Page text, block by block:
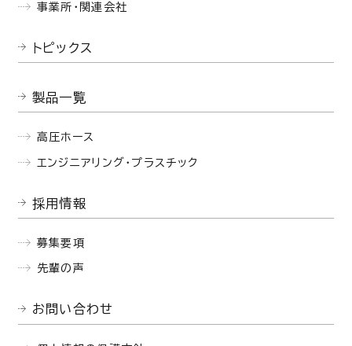
事業所・関連会社
トピックス
製品一覧
高圧ホース
エンジニアリング・プラスチック
採用情報
募集要項
先輩の声
お問い合わせ